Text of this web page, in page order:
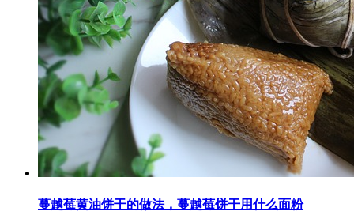
蔓越莓黄油饼干的做法，蔓越莓饼干用什么面粉